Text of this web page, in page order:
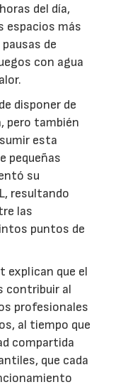
del día,
espacios más
de
con agua
disponer de
pero también
esta
pequeñas
su
resultando
las
puntos de
explican que el
contribuir al
profesionales
al tiempo que
compartida
que cada